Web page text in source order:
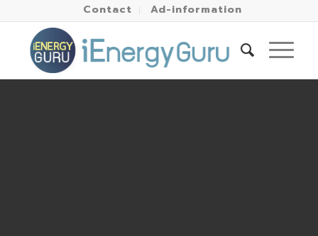
Contact Ad-information